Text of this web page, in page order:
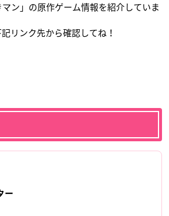
ン」の原作ゲーム情報を紹介していま
リンク先から確認してね！
ー